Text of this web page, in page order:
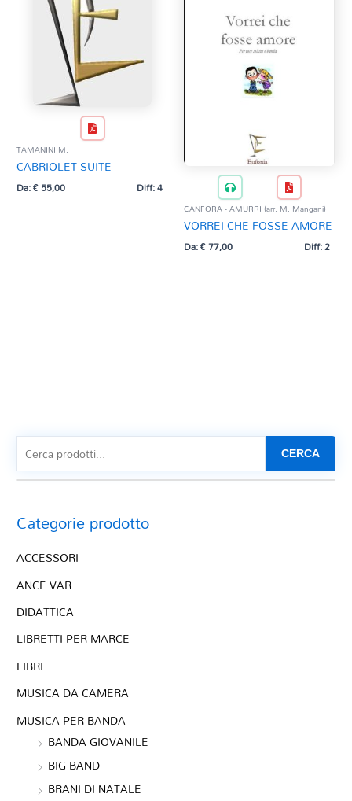
TAMANINI M.
CABRIOLET SUITE
Da:€55,00 Diff: 4
CANFORA - AMURRI (arr. M. Mangani)
VORREI CHE FOSSE AMORE
Da:€77,00 Diff: 2
CERCA
Categorie prodotto
ACCESSORI
ANCE VAR
DIDATTICA
LIBRETTI PER MARCE
LIBRI
MUSICA DA CAMERA
MUSICA PER BANDA
BANDA GIOVANILE
BIG BAND
BRANI DI NATALE